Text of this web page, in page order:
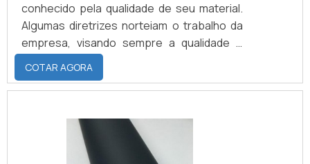
conhecido pela qualidade de seu material.
Algumas diretrizes norteiam o trabalho da
empresa, visando sempre a qualidade e
sustentabilidade de seus serviços.O
MELHOR SERVIÇO EM REVESTIMENTO A
Abc Equipamentos Gráficos controla e
aos clientes o melhor serviço, preservando
o meio ambiente para as futuras gerações
COTAR AGORA